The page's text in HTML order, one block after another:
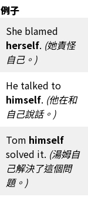
例子
She blamed
herself. (她責怪
自己。)
He talked to
himself. (他在和
自己說話。)
Tom himself
solved it. (湯姆自
己解決了這個問
題。)